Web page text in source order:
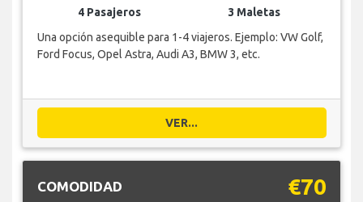
4 Pasajeros
3 Maletas
Una opción asequible para 1-4 viajeros. Ejemplo: VW Golf,
Ford Focus, Opel Astra, Audi A3, BMW 3, etc.
VER...
COMODIDAD €70